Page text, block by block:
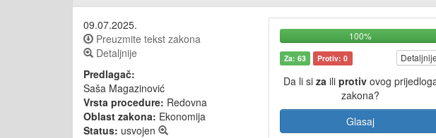
100%
Za: 63 Protiv: 0 Detaljnije
Da li si zaili protivovog
zakona?
Glasaj
09.07.2025.
Preuzmite tekst zakona
Detaljnije
Predlagač:
Saša Magazinović
Vrsta procedure: Redovna
Oblast zakona: Ekonomija
Status: usvojen